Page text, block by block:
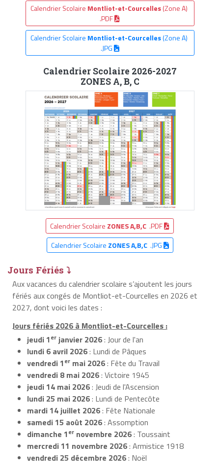
Calendrier Scolaire Montliot-et-Courcelles(Zone A)
.PDF
Calendrier Scolaire Montliot-et-Courcelles(Zone A)
.JPG
Calendrier Scolaire 2026-2027
ZONES A, B, C
Calendrier Scolaire ZONES A,B,C .PDF
Calendrier Scolaire ZONES A,B,C.JPG
Jours Fériés ⤵
Aux vacances du calendrier scolaire s’ajoutent les jours
fériés aux congés de Montliot-et-Courcelles en 2026 et
2027, dont voici les dates :
Jours fériés 2026 à Montliot-et-Courcelles :
jeudi 1er janvier 2026: Jour de l'an
lundi 6 avril 2026: Lundi de Pâques
vendredi 1er mai 2026: Fête du Travail
vendredi 8 mai 2026: Victoire 1945
jeudi 14 mai 2026: Jeudi de l'Ascension
lundi 25 mai 2026: Lundi de Pentecôte
mardi 14 juillet 2026: Fête Nationale
samedi 15 août 2026: Assomption
dimanche 1er novembre 2026: Toussaint
mercredi 11 novembre 2026: Armistice 1918
vendredi 25 décembre 2026: Noël